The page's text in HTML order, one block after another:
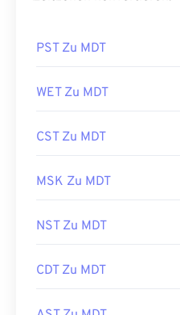
PST Zu MDT
WET Zu MDT
CST Zu MDT
MSK Zu MDT
NST Zu MDT
CDT Zu MDT